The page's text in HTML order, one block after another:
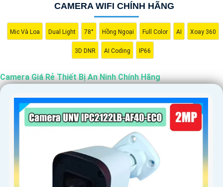
Nhớ kiểm tra kỹ thông số kỹ thuật cũng như nguồn gốc xuất xứ
của sản phẩm trước khi mua nhé đểHoàn toàn tin cậy
phẩm chính hãng và đáng tin cậy.
CAMERA WIFI CHÍNH HÃNG
Mic Và Loa Dual Light 78° Hồng Ngoại Full Color AI Xoay 360
3D DNR AI Coding IP66
Camera Giá Rẻ Thiết Bị An Ninh Chính Hãng